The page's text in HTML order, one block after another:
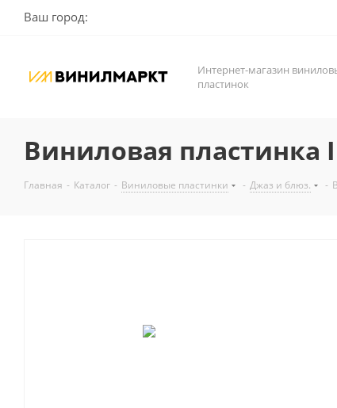
Ваш город:
Интернет-магазин
пластинок
Виниловая пластинка
Главная - Каталог - Виниловые пластинки - Джаз и блюз. -